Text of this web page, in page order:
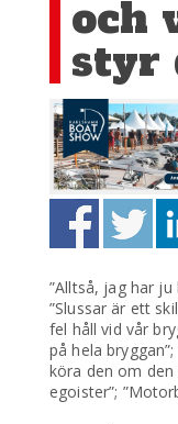
och
styr
”Alltså, jag har
”Slussar är ett
fel håll vid vår
på hela
köra den om den
egoister”;